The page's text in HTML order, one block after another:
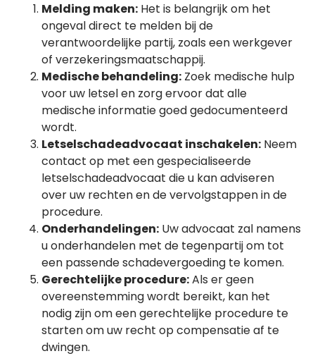
Melding maken: Het is belangrijk om het
ongeval direct te melden bij de
verantwoordelijke partij, zoals een werkgever
of verzekeringsmaatschappij.
Medische behandeling: Zoek medische hulp
voor uw letsel en zorg ervoor dat alle
medische informatie goed gedocumenteerd
wordt.
Letselschadeadvocaat inschakelen: Neem
contact op met een gespecialiseerde
letselschadeadvocaat die u kan adviseren
over uw rechten en de vervolgstappen in de
procedure.
Onderhandelingen: Uw advocaat zal namens
u onderhandelen met de tegenpartij om tot
een passende schadevergoeding te komen.
Gerechtelijke procedure:Als er geen
overeenstemming wordt bereikt, kan het
nodig zijn om een gerechtelijke procedure te
starten om uw recht op compensatie af te
dwingen.